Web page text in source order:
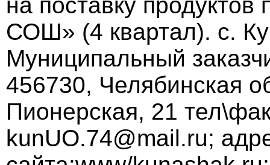
СОШ» (4 квартал). с.
Муниципальный
456730, Челябинская
Пионерская, 21
kunUO.74@mail.ru;